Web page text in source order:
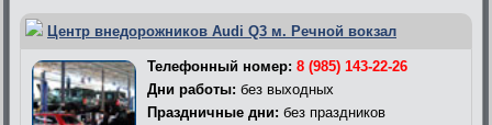
Центр внедорожников Audi Q3 м. Речной вокзал
Телефонный номер: 8 (985) 143-22-26
Дни работы: без выходных
Праздничные дни: без праздников